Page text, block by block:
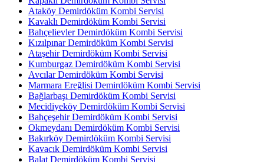
Ataköy Demirdöküm Kombi Servisi
Kavaklı Demirdöküm Kombi Servisi
Bahçelievler Demirdöküm Kombi Servisi
Kızılpınar Demirdöküm Kombi Servisi
Ataşehir Demirdöküm Kombi Servisi
Kumburgaz Demirdöküm Kombi Servisi
Avcılar Demirdöküm Kombi Servisi
Marmara Ereğlisi Demirdöküm Kombi Servisi
Bağlarbaşı Demirdöküm Kombi Servisi
Mecidiyeköy Demirdöküm Kombi Servisi
Bahçeşehir Demirdöküm Kombi Servisi
Okmeydanı Demirdöküm Kombi Servisi
Bakırköy Demirdöküm Kombi Servisi
Kavacık Demirdöküm Kombi Servisi
Balat Demirdöküm Kombi Servisi